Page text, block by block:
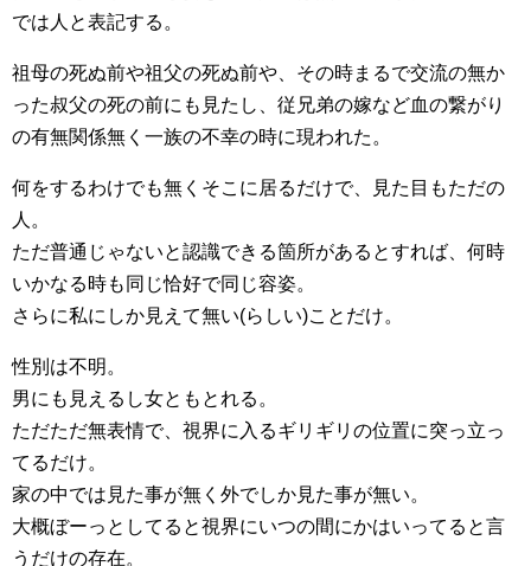
では人と表記する。
祖母の死ぬ前や祖父の死ぬ前や、その時まるで交流の無か
った叔父の死の前にも見たし、従兄弟の嫁など血の繋がり
の有無関係無く一族の不幸の時に現われた。
何をするわけでも無くそこに居るだけで、見た目もただの
人。
ただ普通じゃないと認識できる箇所があるとすれば、何時
いかなる時も同じ恰好で同じ容姿。
さらに私にしか見えて無い(らしい)ことだけ。
性別は不明。
男にも見えるし女ともとれる。
ただただ無表情で、視界に入るギリギリの位置に突っ立っ
てるだけ。
家の中では見た事が無く外でしか見た事が無い。
大概ぼーっとしてると視界にいつの間にかはいってると言
うだけの存在。